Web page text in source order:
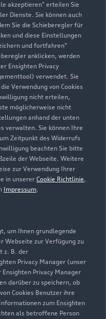
akzeptieren" erteilen Sie
Dienste. Sie können auch
Sie die Schieberegler für
und diese Einstellungen
und fortfahren"
anklicken, werden
Ensighten Privacy
verwendet. Sie
Verwendung von Cookies
nicht erteilen,
möglicherweise nicht
anhand der unten
verwalten. Sie können Ihre
Zeitpunkt des Widerrufs
beachten Sie bitte
der Webseite. Weitere
zur Verwendung Ihrer
in unserer Cookie Richtlinie,
Impressum.
um Ihnen grundlegende
Webseite zur Verfügung zu
z. B. der
Privacy Manager (unser
Privacy Manager
darüber zu speichern, ob
Cookies Benutzer ihre
zum Ensighten
als betroffene Person
Zurück nach oben